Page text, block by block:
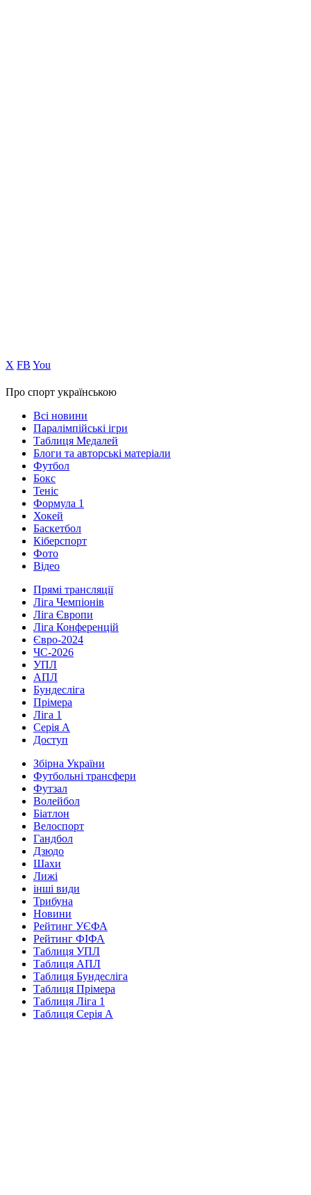
Х FB You
Про спорт українською
Всі новини
Паралімпійські ігри
Таблиця Медалей
Блоги та авторські матеріали
Футбол
Бокс
Теніс
Формула 1
Хокей
Баскетбол
Кіберспорт
Фото
Відео
Прямі трансляції
Ліга Чемпіонів
Ліга Європи
Ліга Конференцій
Євро-2024
ЧС-2026
УПЛ
АПЛ
Бундесліга
Прімера
Ліга 1
Серія А
Доступ
Збірна України
Футбольні трансфери
Футзал
Волейбол
Біатлон
Велоспорт
Гандбол
Дзюдо
Шахи
Лижі
інші види
Трибуна
Новини
Рейтинг УЄФА
Рейтинг ФІФА
Таблиця УПЛ
Таблиця АПЛ
Таблиця Бундесліга
Таблиця Прімера
Таблиця Ліга 1
Таблиця Серія А